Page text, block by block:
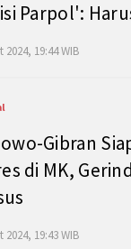
Parpol':
2024, 19:44 WIB
Gibran
di MK,
2024, 19:43 WIB